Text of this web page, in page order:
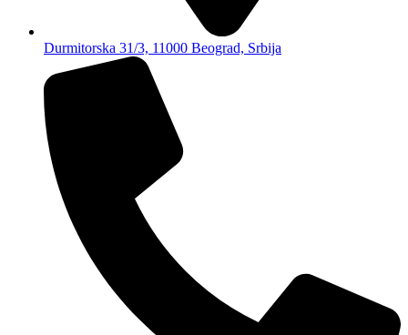
Durmitorska 31/3, 11000 Beograd, Srbija